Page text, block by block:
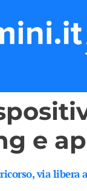
e
via libera